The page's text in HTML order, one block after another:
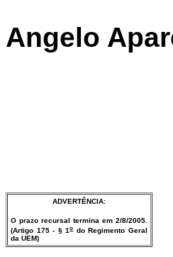
Angelo
ADVERTÊNCIA:
O prazo recursal termina em 2/8/2005.
(Artigo 175 - § 1odo Regimento Geral
da UEM)